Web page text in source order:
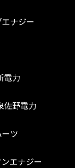
ナジー
電力
佐野電力
ツ
エナジー